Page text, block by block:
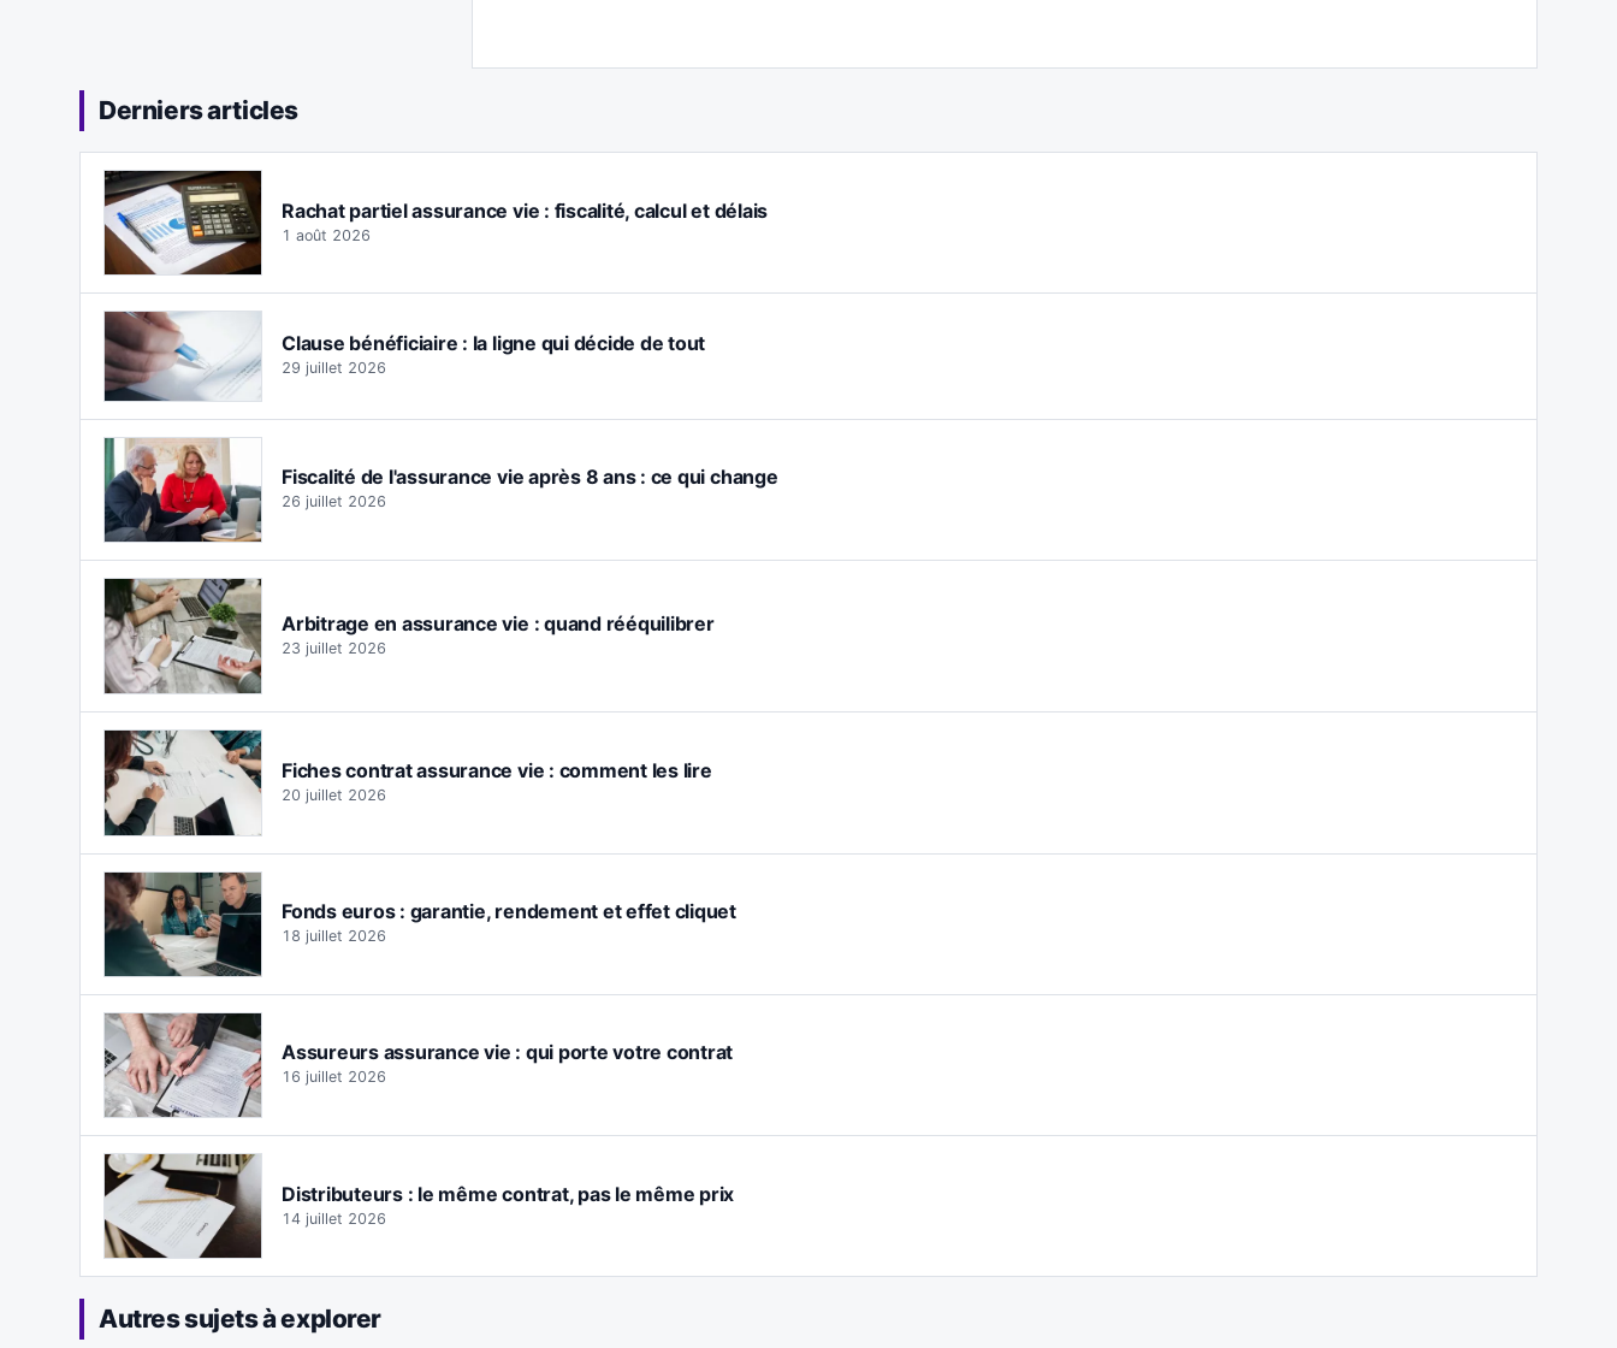
Derniers articles
Rachat partiel assurance vie : fiscalité, calcul et délais
1 août 2026
Clause bénéficiaire : la ligne qui décide de tout
29 juillet 2026
Fiscalité de l'assurance vie après 8 ans : ce qui change
26 juillet 2026
Arbitrage en assurance vie : quand rééquilibrer
23 juillet 2026
Fiches contrat assurance vie : comment les lire
20 juillet 2026
Fonds euros : garantie, rendement et effet cliquet
18 juillet 2026
Assureurs assurance vie : qui porte votre contrat
16 juillet 2026
Distributeurs : le même contrat, pas le même prix
14 juillet 2026
Autres sujets à explorer